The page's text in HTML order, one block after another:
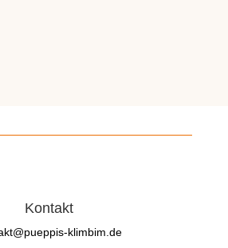
Kontakt
klimbim.de